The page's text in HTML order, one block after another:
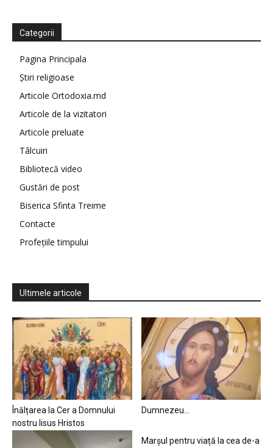
Categorii
Pagina Principala
Știri religioase
Articole Ortodoxia.md
Articole de la vizitatori
Articole preluate
Tâlcuiri
Bibliotecă video
Gustări de post
Biserica Sfinta Treime
Contacte
Profețiile timpului
Ultimele articole
Înălțarea la Cer a Domnului
nostru Iisus Hristos
Dumnezeu…
Marșul pentru viață la cea de-a